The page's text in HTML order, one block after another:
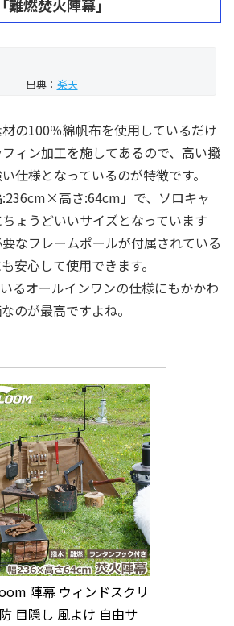
燃焚火陣幕」
出典： 楽天
の100％綿帆布を使用しているだけ
ィン加工を施してあるので、高い撥
仕様となっているのが特徴です。
高さ:64cm」で、ソロキャ
ょうどいいサイズとなっています
なフレームポールが付属されている
安心して使用できます。
るオールインワンの仕様にもかかわ
のが最高ですよね。
陣幕 ウィンドスクリ
目隠し 風よけ 自由サ